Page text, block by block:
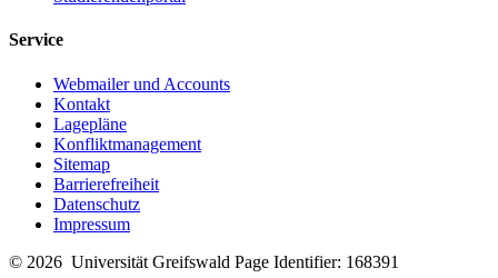
Service
Webmailer und Accounts
Kontakt
Lagepläne
Konfliktmanagement
Sitemap
Barrierefreiheit
Datenschutz
Impressum
© 2026 Universität Greifswald Page Identifier: 168391